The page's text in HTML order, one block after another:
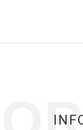
version of